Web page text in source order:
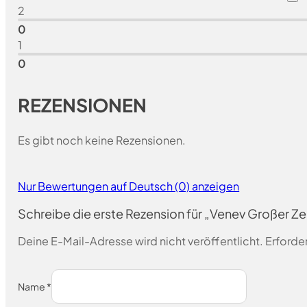
2
0
1
0
REZENSIONEN
Es gibt noch keine Rezensionen.
Nur Bewertungen auf Deutsch (0) anzeigen
Schreibe die erste Rezension für „Venev Großer
Deine E-Mail-Adresse wird nicht veröffentlicht.
Name *